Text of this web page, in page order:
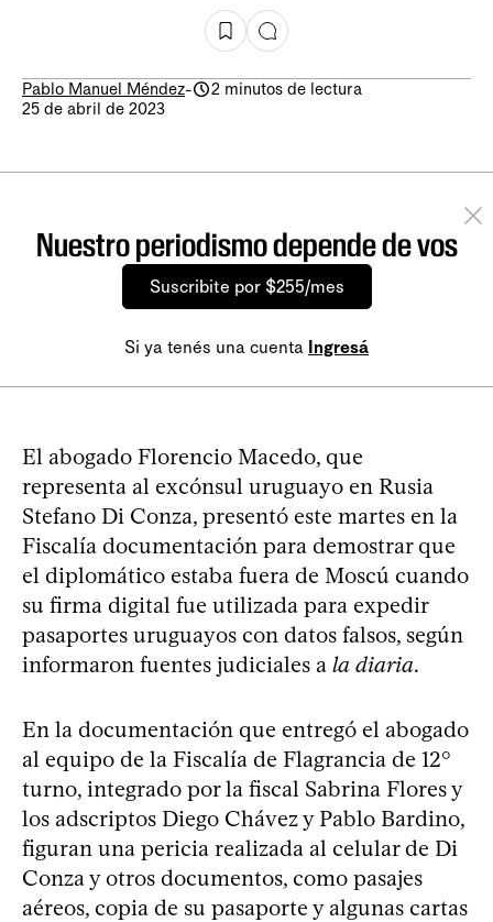
Pablo Manuel Méndez-
2 minutos de lectura
25 de abril de 2023
Nuestro periodismo depende de vos
Suscribite por $255/mes
Si ya tenés una cuenta Ingresá
El abogado Florencio Macedo, que
representa al excónsul uruguayo en Rusia
Stefano Di Conza, presentó este martes en la
Fiscalía documentación para demostrar que
el diplomático estaba fuera de Moscú cuando
su firma digital fue utilizada para expedir
pasaportes uruguayos con datos falsos, según
informaron fuentes judiciales a la diaria.
En la documentación que entregó el abogado
al equipo de la Fiscalía de Flagrancia de 12°
turno, integrado por la fiscal Sabrina Flores y
los adscriptos Diego Chávez y Pablo Bardino,
figuran una pericia realizada al celular de Di
Conza y otros documentos, como pasajes
aéreos, copia de su pasaporte y algunas cartas